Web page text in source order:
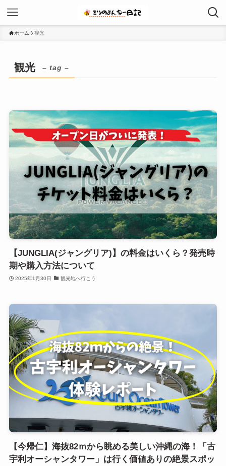
ホーム 観光
観光 – tag –
【JUNGLIA(ジャングリア)】の料金はいくら？発売時
期や購入方法について
2025年1月30日 観光地へ行こう
【今帰仁】海抜82ｍから眺める美しい沖縄の海！「古
宇利オーシャンタワー」は行く価値ありの絶景スポッ